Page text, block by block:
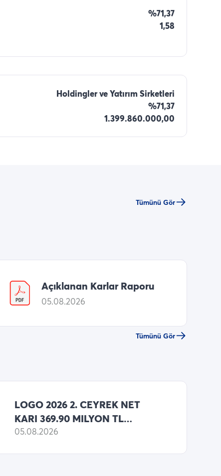
%71,37
1,58
Holdingler ve Yatırım Sirketleri
%71,37
1.399.860.000,00
Tümünü Gör
Açıklanan Karlar Raporu
05.08.2026
Tümünü Gör
LOGO 2026 2. CEYREK NET
KARI 369.90 MILYON TL
(MATRIKS HABER ANKETI
05.08.2026